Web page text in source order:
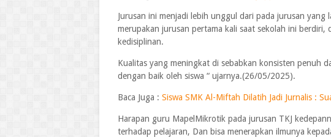
Jurusan ini menjadi lebih unggul dari pada jurusan yang
merupakan jurusan pertama kali saat sekolah ini berdiri,
kedisiplinan.
Kualitas yang meningkat di sebabkan konsisten penuh
dengan baik oleh siswa “ ujarnya.(26/05/2025).
Baca Juga : Siswa SMK Al-Miftah Dilatih Jadi Jurnalis :
Harapan guru MapelMikrotik pada jurusan TKJ
terhadap pelajaran, Dan bisa menerapkan ilmunya